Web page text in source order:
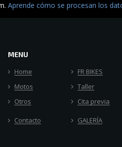
Aprende cómo se procesan los
MENU
Home
FR BIKES
Motos
Taller
Otros
Cita previa
Contacto GALERÍA